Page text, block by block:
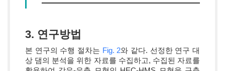
3. 연구방법
본 연구의 수행 절차는 Fig. 2와 같다. 선정한 연구 대
상 댐의 분석을 위한 자료를 수집하고, 수집된 자료를